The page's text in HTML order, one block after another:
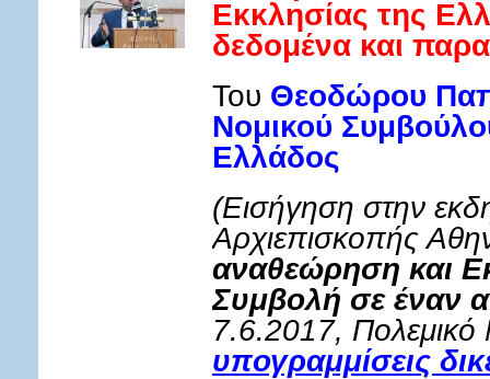
Εκκλησίας της
δεδομένα και
Του Θεοδώρου
Νομικού
Ελλάδος
(Εισήγηση στην
Αρχιεπισκοπής
αναθεώρηση και
Συμβολή σε έναν
7.6.2017,
υπογραμμίσεις